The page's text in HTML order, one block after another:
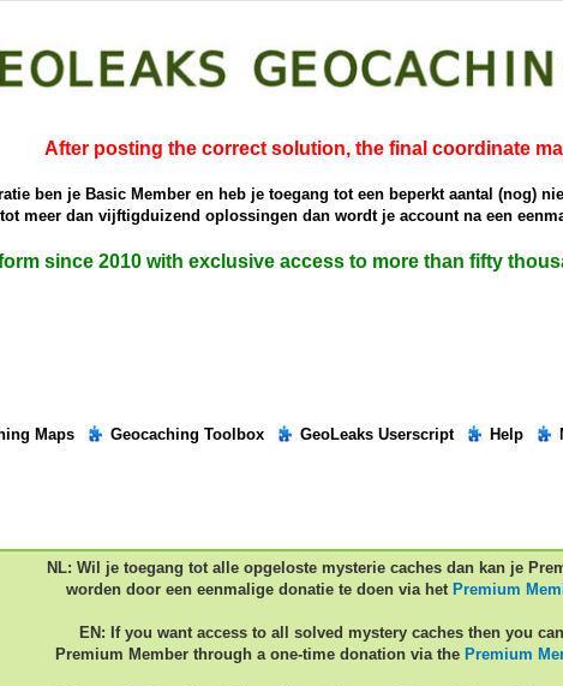
After posting the correct solution, the final coordinate
ben je Basic Member en heb je toegang tot een beperkt aantal (nog)
meer dan vijftigduizend oplossingen dan wordt je account na een
since 2010 with exclusive access to more than fifty
Maps Geocaching Toolbox GeoLeaks Userscript Help
NL: Wil je toegang tot alle opgeloste mysterie caches dan kan je
worden door een eenmalige donatie te doen via het Premium
EN: If you want access to all solved mystery caches then you
Premium Member through a one-time donation via the Premium